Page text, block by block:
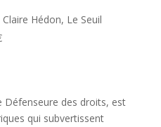
Claire Hédon, Le Seuil
Défenseure des droits, est
qui subvertissent